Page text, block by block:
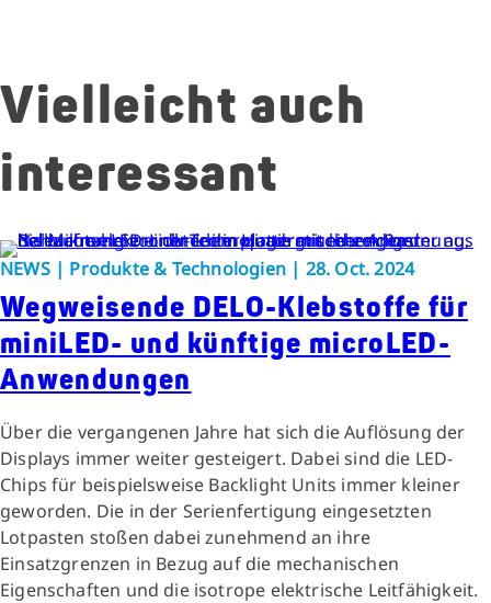
Vielleicht auch
interessant
NEWS | Produkte & Technologien | 28. Oct. 2024
Wegweisende DELO-Klebstoffe für
miniLED- und künftige microLED-
Anwendungen
Über die vergangenen Jahre hat sich die Auflösung der
Displays immer weiter gesteigert. Dabei sind die LED-
Chips für beispielsweise Backlight Units immer kleiner
geworden. Die in der Serienfertigung eingesetzten
Lotpasten stoßen dabei zunehmend an ihre
Einsatzgrenzen in Bezug auf die mechanischen
Eigenschaften und die isotrope elektrische Leitfähigkeit.